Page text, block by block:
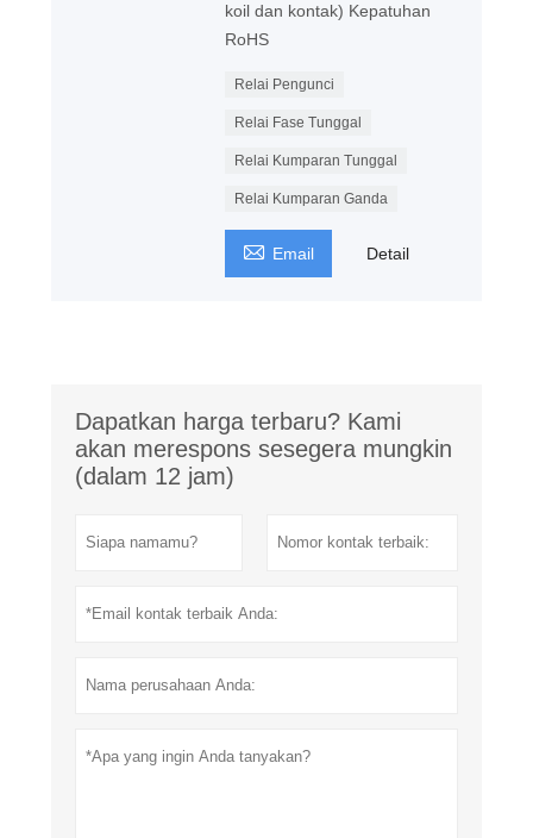
koil dan kontak) Kepatuhan
RoHS
Relai Pengunci
Relai Fase Tunggal
Relai Kumparan Tunggal
Relai Kumparan Ganda
 Email Detail
Dapatkan harga terbaru? Kami
akan merespons sesegera mungkin
(dalam 12 jam)